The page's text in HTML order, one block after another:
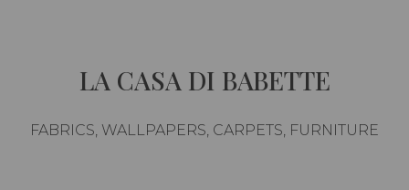
LA CASA DI BABETTE
FABRICS, WALLPAPERS, CARPETS, FURNITURE